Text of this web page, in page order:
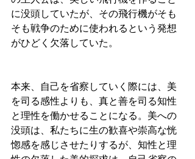
に没頭していたが、その飛行機がそも
そも戦争のために使われるという発想
がひどく欠落していた。
本来、自己を省察していく際には、美
を司る感性よりも、真と善を司る知性
と理性を働かせることになる。美への
没頭は、私たちに生の歓喜や崇高な恍
惚感を感じさせたりするが、知性と理